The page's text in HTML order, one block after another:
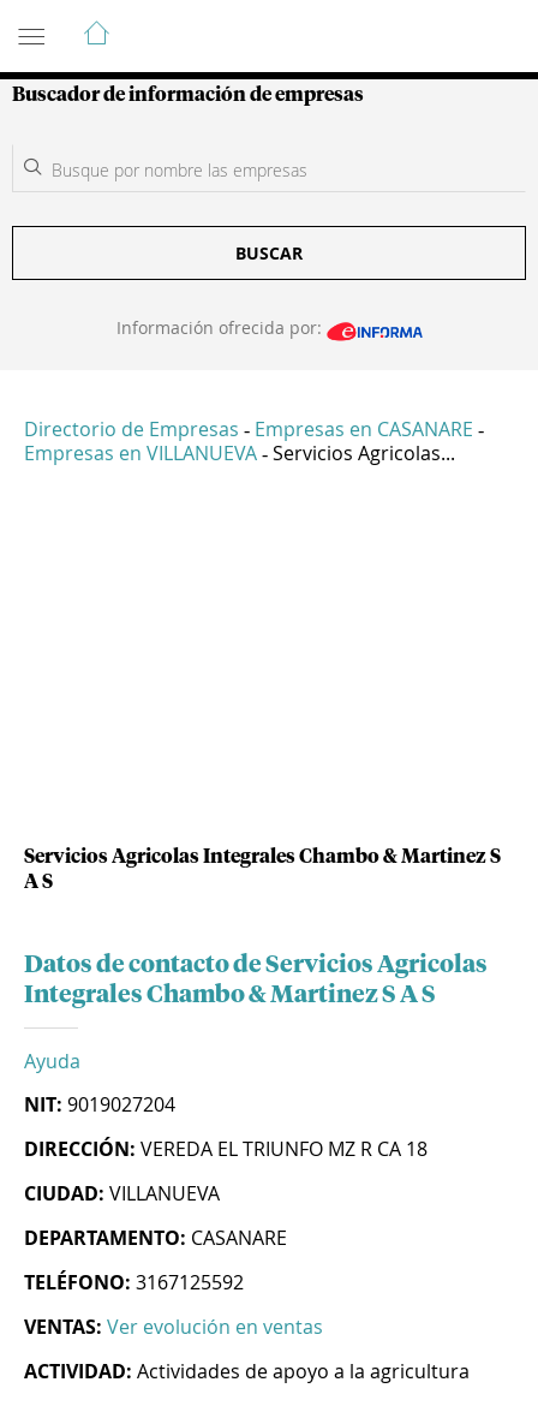
Guía de Empresas Colombianas
Buscador de información de empresas
BUSCAR
Información ofrecida por:
Directorio de Empresas - Empresas en CASANARE -
Empresas en VILLANUEVA - Servicios Agricolas...
Servicios Agricolas Integrales Chambo & Martinez S
A S
Datos de contacto de Servicios Agricolas
Integrales Chambo & Martinez S A S
Ayuda
NIT: 9019027204
DIRECCIÓN: VEREDA EL TRIUNFO MZ R CA 18
CIUDAD: VILLANUEVA
DEPARTAMENTO: CASANARE
TELÉFONO: 3167125592
VENTAS: Ver evolución en ventas
ACTIVIDAD: Actividades de apoyo a la agricultura